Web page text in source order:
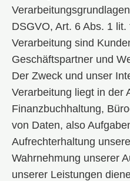
DSGVO, Art. 6 Abs. 1
Verarbeitung sind
Geschäftspartner und
Der Zweck und unser
Verarbeitung liegt in der
Finanzbuchhaltung,
von Daten, also
Aufrechterhaltung
Wahrnehmung unserer
unserer Leistungen